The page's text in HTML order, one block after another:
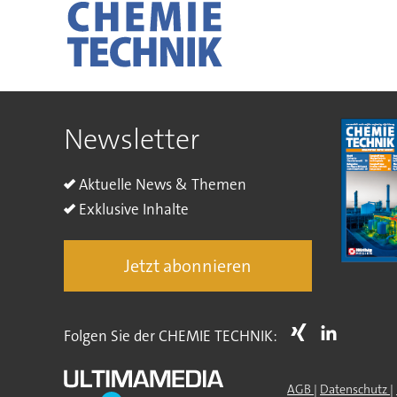
Newsletter
Aktuelle News & Themen
Exklusive Inhalte
Jetzt abonnieren
Folgen Sie der CHEMIE TECHNIK:
AGB | Datenschutz |